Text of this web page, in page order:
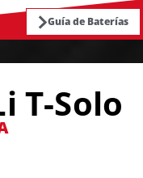
Guía de Baterías
T-Solo